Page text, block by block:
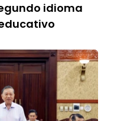
idioma